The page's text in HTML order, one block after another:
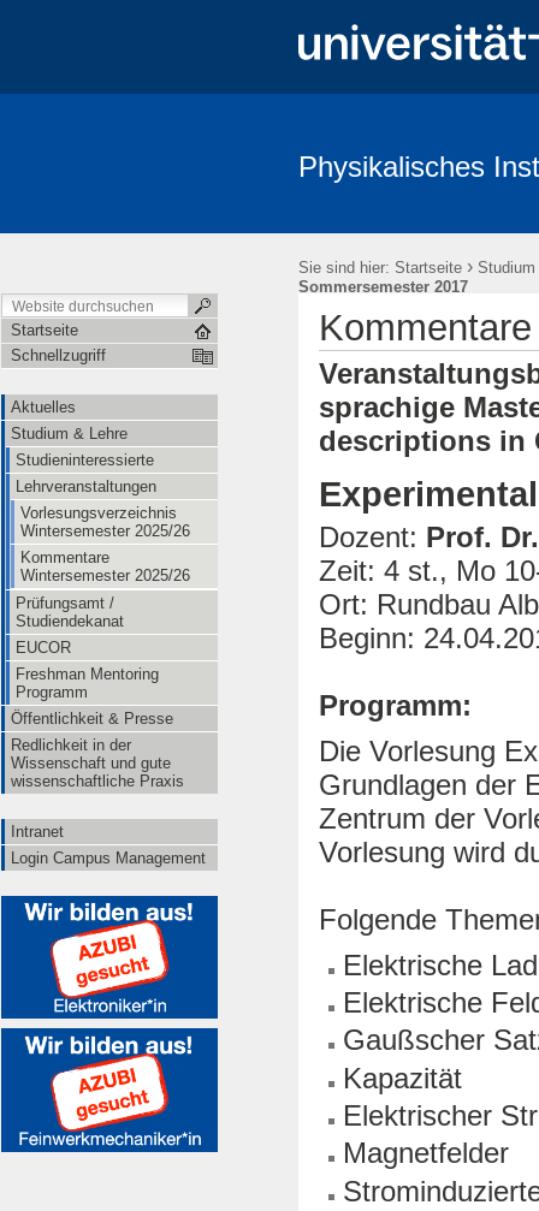
Physikalisches
Sie sind hier: Startseite › Studium
Sommersemester 2017
Startseite
Schnellzugriff
Aktuelles
Studium & Lehre
Studieninteressierte
Lehrveranstaltungen
Vorlesungsverzeichnis
Wintersemester 2025/26
Kommentare
Wintersemester 2025/26
Prüfungsamt /
Studiendekanat
EUCOR
Freshman Mentoring
Programm
Öffentlichkeit & Presse
Redlichkeit in der
Wissenschaft und gute
wissenschaftliche Praxis
Intranet
Login Campus Management
sprachige
descriptions in
Dozent: Prof.
Zeit: 4 st., Mo
Ort: Rundbau
Beginn:
Programm:
Die Vorlesung
Grundlagen der
Zentrum der
Vorlesung wird
Folgende
Elektrische
Elektrische
Gaußscher
Kapazität
Elektrischer
Magnetfelder